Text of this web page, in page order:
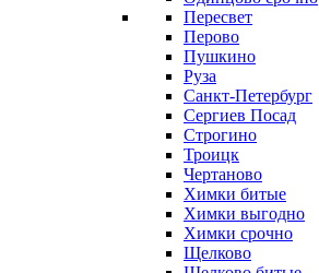
Пересвет
Перово
Пушкино
Руза
Санкт-Петербург
Сергиев Посад
Строгино
Троицк
Чертаново
Химки битые
Химки выгодно
Химки срочно
Щелково